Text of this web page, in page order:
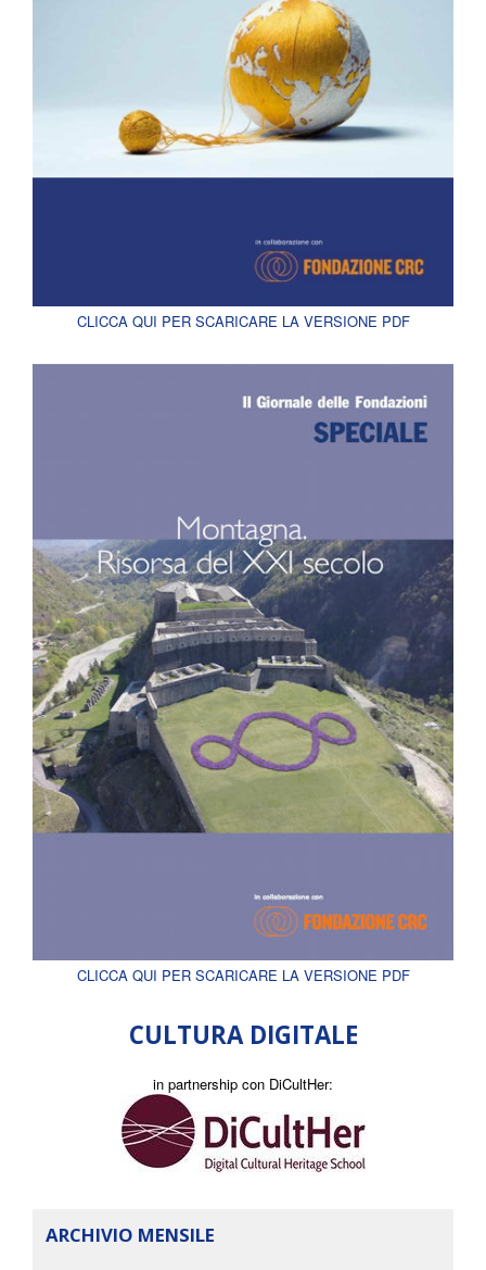
CLICCA QUI PER SCARICARE LA VERSIONE PDF
CLICCA QUI PER SCARICARE LA VERSIONE PDF
CULTURA DIGITALE
in partnership con DiCultHer:
ARCHIVIO MENSILE